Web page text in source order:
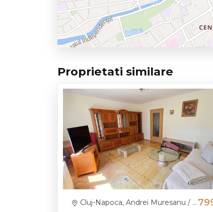
Proprietati similare
Cluj-Napoca, Andrei Muresanu / P-ta Engels